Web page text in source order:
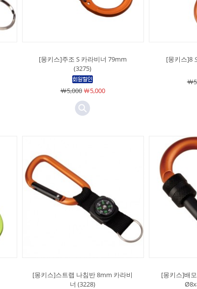
[몽키스]주조 S 카라비너 79mm
(3275)
￦5,000￦5,000
[몽키스]8
￦
[몽키스]스트랩 나침반 8mm 카라비
너 (3228)
[몽키스]배